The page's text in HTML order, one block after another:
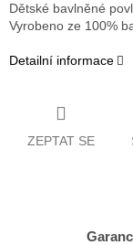
Dětské bavlněné
Vyrobeno ze 100%
Detailní informace
ZEPTAT SE